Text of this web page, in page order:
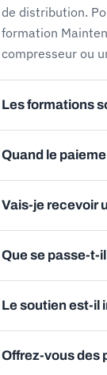
de distribution.
formation
compresseur ou
Les formations
Quand le
Vais-je recevoir
Que se passe-t-
Le soutien est-il
Offrez-vous des